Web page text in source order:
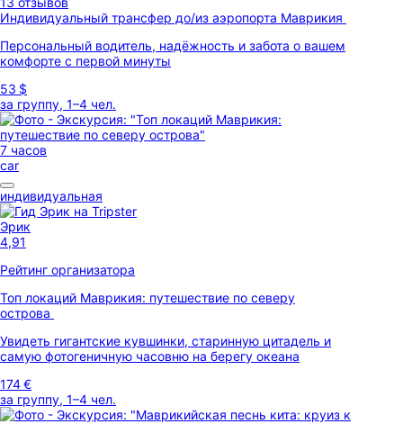
Индивидуальный трансфер до/из аэропорта Маврикия
Персональный водитель, надёжность и забота о вашем
комфорте с первой минуты
53 $
за группу, 1–4 чел.
7 часов
car
индивидуальная
Эрик
4,91
Рейтинг организатора
Топ локаций Маврикия: путешествие по северу
острова
Увидеть гигантские кувшинки, старинную цитадель и
самую фотогеничную часовню на берегу океана
174 €
за группу, 1–4 чел.